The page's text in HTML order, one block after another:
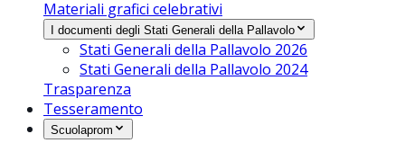
Materiali grafici celebrativi
I documenti degli Stati Generali della Pallavolo
Stati Generali della Pallavolo 2026
Stati Generali della Pallavolo 2024
Trasparenza
Tesseramento
Scuolaprom